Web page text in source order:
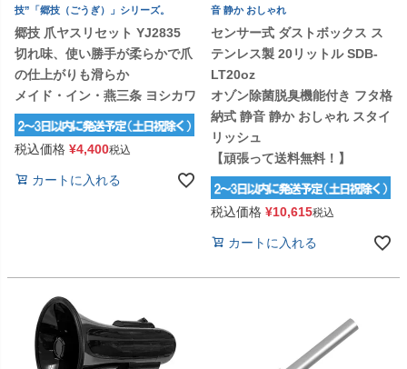
技”「郷技（ごうぎ）」シリーズ。
郷技 爪ヤスリセット YJ2835
切れ味、使い勝手が柔らかで爪
の仕上がりも滑らか
メイド・イン・燕三条 ヨシカワ
税込価格 ¥4,400税込
カートに入れる
音 静か おしゃれ
センサー式 ダストボックス ス
テンレス製 20リットル SDB-
LT20oz
オゾン除菌脱臭機能付き フタ格
納式 静音 静か おしゃれ スタイ
リッシュ
【頑張って送料無料！】
税込価格 ¥10,615税込
カートに入れる